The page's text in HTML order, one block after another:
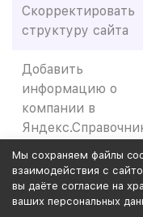
Скорректировать
структуру сайта
Добавить
информацию о
компании в
Google Мой бизнес
и 2ГИС
Доработать
Мы сохраняем файлы
взаимодействия с
вы даёте согласие на
ваших персональных